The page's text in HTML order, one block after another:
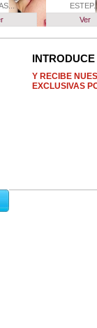
Ver
Y RECIBE
EXCLUSIVAS